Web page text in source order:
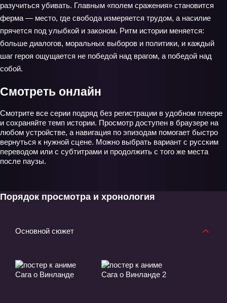
разучиться убивать. Главным «полем сражения» становится
ферма — место, где свобода измеряется трудом, а насилие
прячется под улыбкой и законом. Ритм истории меняется:
больше диалогов, моральных выборов и политики, и каждый
шаг героя ощущается не победой над врагом, а победой над
собой.
Смотреть онлайн
Смотрите все серии подряд без регистрации в удобном плеере
и сохраняйте темп истории. Просмотр доступен в браузере на
любом устройстве, а навигация по эпизодам помогает быстро
вернуться к нужной сцене. Можно выбрать вариант с русским
переводом или с субтитрами и продолжить с того же места
после паузы.
Порядок просмотра и хронология
Основной сюжет